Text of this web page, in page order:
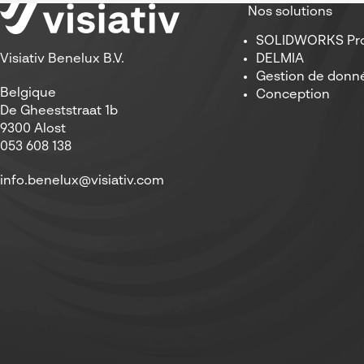
Collaborer avec votre équipe
Gérez vos conceptions, vos
souhaitent tirer le meilleur
Visiativ Benelux B.V.
Belgique
De Gheeststraat 1b
9300 Alost
053 608 138
info.benelux@visiativ.com
Nos solutions
SOLIDWORKS
DELMIA
Gestion de
Conception